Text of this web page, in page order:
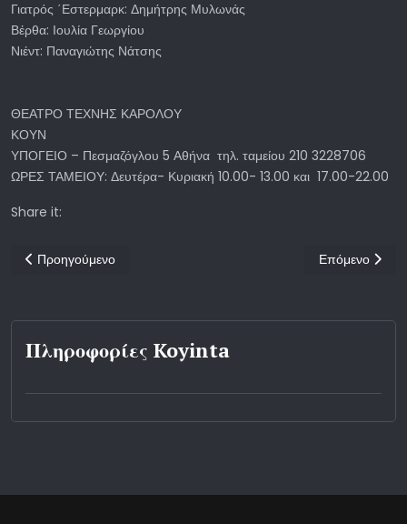
Γιατρός ΄Εστερμαρκ: Δημήτρης Μυλωνάς
Βέρθα: Ιουλία Γεωργίου
Νιέντ: Παναγιώτης Νάτσης
ΘΕΑΤΡΟ ΤΕΧΝΗΣ ΚΑΡΟΛΟΥ
ΚΟΥΝ
ΥΠΟΓΕΙΟ – Πεσμαζόγλου 5 Αθήνα τηλ. ταμείου 210 3228706
ΩΡΕΣ ΤΑΜΕΙΟΥ: Δευτέρα- Κυριακή 10.00- 13.00 και 17.00-22.00
Share it:
Προηγούμενο άρθρο: ΤΟ ΦΩΣ ΤΟΥ ΓΚΑΖΙΟΥ
Προηγούμενο Επόμενο
Επόμενο
Πληροφορίες Koyinta